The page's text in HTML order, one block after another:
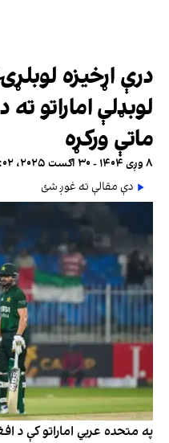
درې اړخیزه
ماتې ورکړه
۸ وږی ۱۴۰۴ - ۳۰ اګست ۲۰۲۵، ۲۱:۰۲ GMT+۱
دې مقالې ته غوږ شئ
په متحده عربي اماراتو کې د